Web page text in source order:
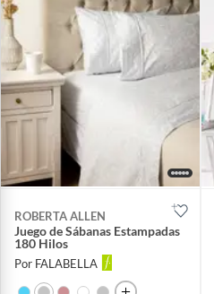
ROBERTA ALLEN
Juego de Sábanas Estampadas
180 Hilos
Por FALABELLA